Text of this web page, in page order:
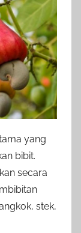
yang
bibit.
secara
stek,